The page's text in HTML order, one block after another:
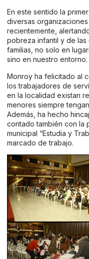
En este sentido la
diversas
recientemente,
pobreza infantil y de las
familias, no solo en
sino en nuestro entorno.
Monroy ha felicitado al
los trabajadores de
en la localidad existan
menores siempre
Además, ha hecho
contado también con la
municipal “Estudia y
marcado de trabajo.